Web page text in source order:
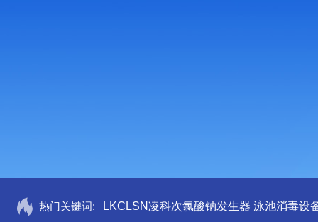
热门关键词: LKCLSN凌科次氯酸钠发生器 泳池消毒设